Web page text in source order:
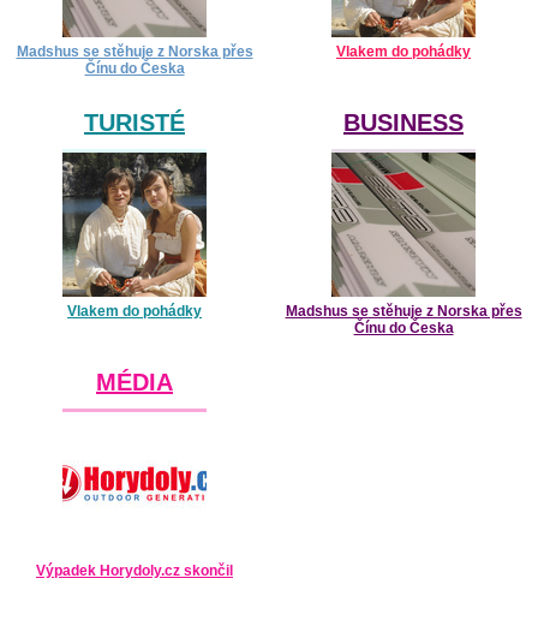
Madshus se stěhuje z Norska přes
Čínu do Česka
Vlakem do pohádky
TURISTÉ
Vlakem do pohádky
BUSINESS
Madshus se stěhuje z Norska přes
Čínu do Česka
MÉDIA
Výpadek Horydoly.cz skončil